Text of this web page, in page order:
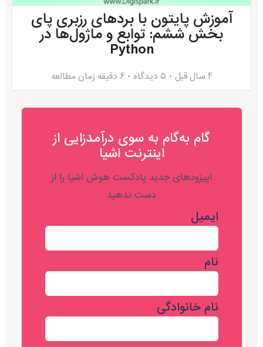
آموزش پایتون با بردهای رزبری پای
بخش ششم: توابع و ماژول‌ها در
Python
4 سال قبل ۵ دیدگاه 6 دقیقه زمان مطالعه
گام به‌گام به‌ سوی درآمدزایی از
اینترنت اشیا
اپیزودهای جدید پادکست هوش اشیا را از
دست ندهید
ایمیل
نام
نام خانوادگی